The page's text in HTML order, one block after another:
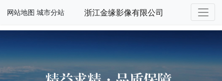
网站地图 城市分站 浙江金缘影像有限公司